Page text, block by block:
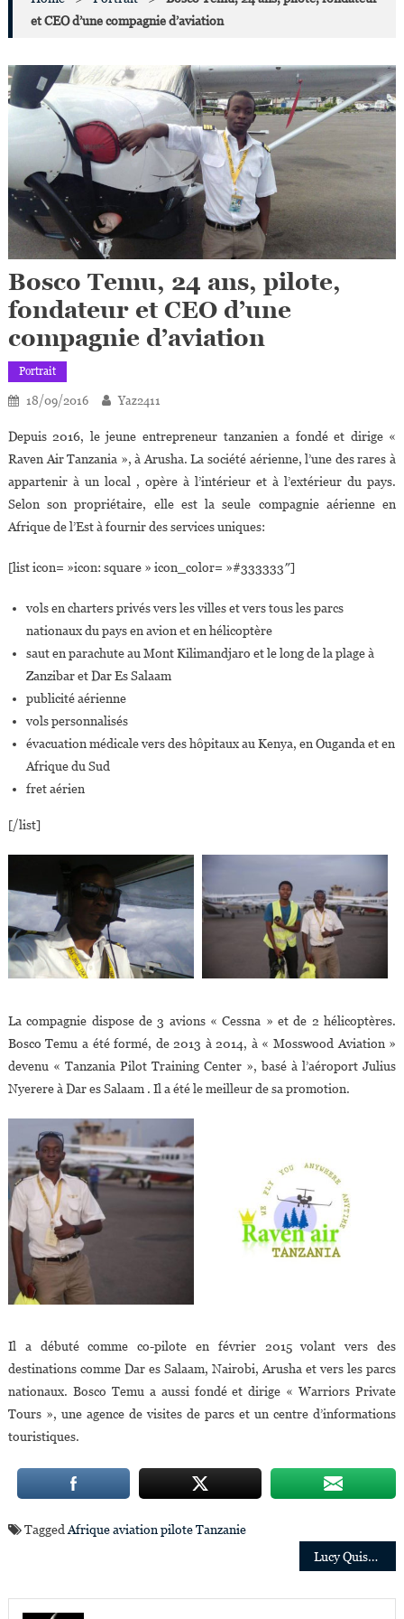
et CEO d’une compagnie d’aviation
Bosco Temu, 24 ans, pilote,
fondateur et CEO d’une
compagnie d’aviation
Portrait
18/09/2016 Yaz2411
Depuis 2016, le jeune entrepreneur tanzanien a fondé et dirige «
Raven Air Tanzania », à Arusha. La société aérienne, l’une des rares à
appartenir à un local , opère à l’intérieur et à l’extérieur du pays.
Selon son propriétaire, elle est la seule compagnie aérienne en
Afrique de l’Est à fournir des services uniques:
[list icon= »icon: square » icon_color= »#333333″]
vols en charters privés vers les villes et vers tous les parcs
nationaux du pays en avion et en hélicoptère
saut en parachute au Mont Kilimandjaro et le long de la plage à
Zanzibar et Dar Es Salaam
publicité aérienne
vols personnalisés
évacuation médicale vers des hôpitaux au Kenya, en Ouganda et en
Afrique du Sud
fret aérien
[/list]
La compagnie dispose de 3 avions « Cessna » et de 2 hélicoptères.
Bosco Temu a été formé, de 2013 à 2014, à « Mosswood Aviation »
devenu « Tanzania Pilot Training Center », basé à l’aéroport Julius
Nyerere à Dar es Salaam . Il a été le meilleur de sa promotion.
Il a débuté comme co-pilote en février 2015 volant vers des
destinations comme Dar es Salaam, Nairobi, Arusha et vers les parcs
nationaux. Bosco Temu a aussi fondé et dirige « Warriors Private
Tours », une agence de visites de parcs et un centre d’informations
touristiques.
Tagged AfriqueaviationpiloteTanzanie
de
Lucy Quist, ancienne DG d’Airtel Ghana, nommée numéro 2 de la fédération de football